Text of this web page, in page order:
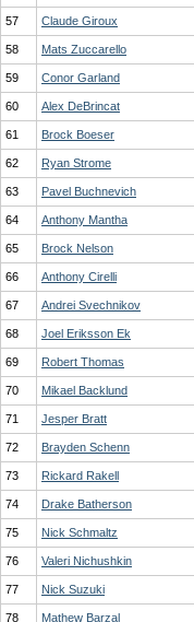
57 Claude Giroux
58 Mats Zuccarello
59 Conor Garland
60 Alex DeBrincat
61 Brock Boeser
62 Ryan Strome
63 Pavel Buchnevich
64 Anthony Mantha
65 Brock Nelson
66 Anthony Cirelli
67 Andrei Svechnikov
68 Joel Eriksson Ek
69 Robert Thomas
70 Mikael Backlund
71 Jesper Bratt
72 Brayden Schenn
73 Rickard Rakell
74 Drake Batherson
75 Nick Schmaltz
76 Valeri Nichushkin
77 Nick Suzuki
78 Mathew Barzal